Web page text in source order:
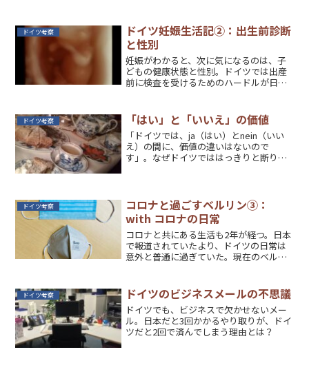
ドイツ考察
ドイツ妊娠生活記②：出生前診断
と性別
妊娠がわかると、次に気になるのは、子
どもの健康状態と性別。ドイツでは出産
前に検査を受けるためのハードルが日本
ドイツ考察 「はい」と「いいえ」の価値
「ドイツでは、ja（はい）とnein（いい
え）の間に、価値の違いはないので
す」。なぜドイツでははっきりと断りの
ドイツ考察
コロナと過ごすベルリン③：
with コロナの日常
コロナと共にある生活も2年が経つ。日本
で報道されていたより、ドイツの日常は
意外と普通に過ぎていた。現在のベルリ
ドイツ考察 ドイツのビジネスメールの不思議
ドイツでも、ビジネスで欠かせないメー
ル。日本だと3回かかるやり取りが、ドイ
ツだと2回で済んでしまう理由とは？